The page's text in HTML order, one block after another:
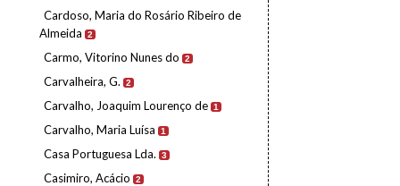
Cardoso, Maria do Rosário Ribeiro de
Almeida
2
Carmo, Vitorino Nunes do 2
Carvalheira, G. 2
Carvalho, Joaquim Lourenço de 1
Carvalho, Maria Luísa 1
Casa Portuguesa Lda. 3
Casimiro, Acácio 2